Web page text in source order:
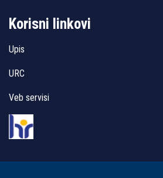
Korisni linkovi
Upis
URC
Veb servisi